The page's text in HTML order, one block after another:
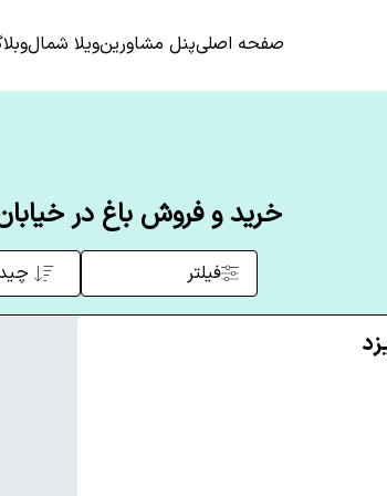
صفحه اصلیپنل مشاورینویلا شمال
خرید و فروش باغ در
فیلتر